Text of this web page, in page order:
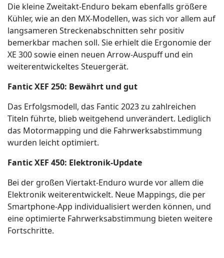
Die kleine Zweitakt-Enduro bekam ebenfalls größere
Kühler, wie an den MX-Modellen, was sich vor allem auf
langsameren Streckenabschnitten sehr positiv
bemerkbar machen soll. Sie erhielt die Ergonomie der
XE 300 sowie einen neuen Arrow-Auspuff und ein
weiterentwickeltes Steuergerät.
Fantic XEF 250: Bewährt und gut
Das Erfolgsmodell, das Fantic 2023 zu zahlreichen
Titeln führte, blieb weitgehend unverändert. Lediglich
das Motormapping und die Fahrwerksabstimmung
wurden leicht optimiert.
Fantic XEF 450: Elektronik-Update
Bei der großen Viertakt-Enduro wurde vor allem die
Elektronik weiterentwickelt. Neue Mappings, die per
Smartphone-App individualisiert werden können, und
eine optimierte Fahrwerksabstimmung bieten weitere
Fortschritte.